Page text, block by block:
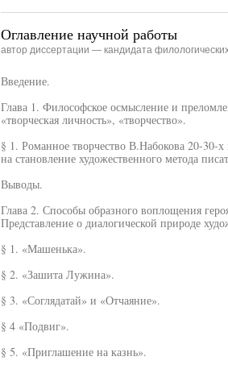
Оглавление научной работы
автор диссертации — кандидата
Введение.
Глава 1. Философское осмысление и
«творческая личность», «творчество».
§ 1. Романное творчество В.Набокова 20-30-
на становление художественного метода
Выводы.
Глава 2. Способы образного воплощения
Представление о диалогической природе
§ 1. «Машенька».
§ 2. «Зашита Лужина».
§ 3. «Соглядатай» и «Отчаяние».
§ 4 «Подвиг».
§ 5. «Приглашение на казнь».